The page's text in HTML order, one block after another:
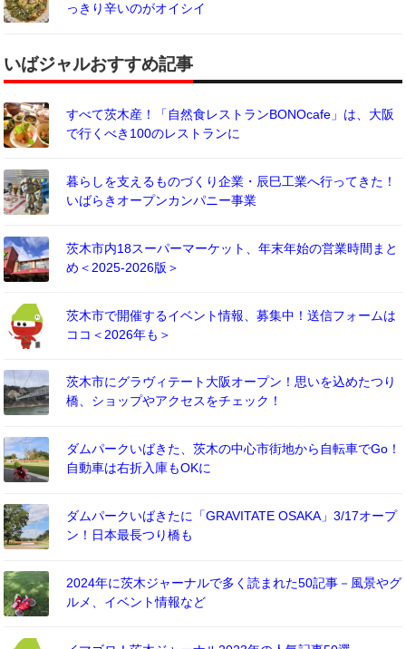
っきり辛いのがオイシイ
いばジャルおすすめ記事
すべて茨木産！「自然食レストランBONOcafe」は、大阪
で行くべき100のレストランに
暮らしを支えるものづくり企業・辰巳工業へ行ってきた！
いばらきオープンカンパニー事業
茨木市内18スーパーマーケット、年末年始の営業時間まと
め＜2025-2026版＞
茨木市で開催するイベント情報、募集中！送信フォームは
ココ＜2026年も＞
茨木市にグラヴィテート大阪オープン！思いを込めたつり
橋、ショップやアクセスをチェック！
ダムパークいばきた、茨木の中心市街地から自転車でGo！
自動車は右折入庫もOKに
ダムパークいばきたに「GRAVITATE OSAKA」3/17オープ
ン！日本最長つり橋も
2024年に茨木ジャーナルで多く読まれた50記事－風景やグ
ルメ、イベント情報など